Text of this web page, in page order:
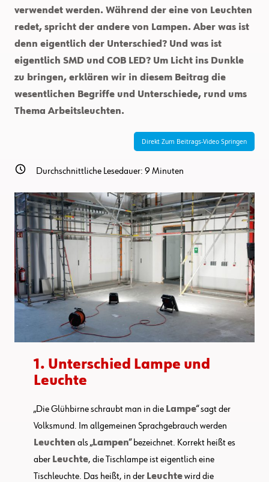
verwendet werden. Während der eine von Leuchten
redet, spricht der andere von Lampen. Aber was ist
denn eigentlich der Unterschied? Und was ist
eigentlich SMD und COB LED? Um Licht ins Dunkle
zu bringen, erklären wir in diesem Beitrag die
wesentlichen Begriffe und Unterschiede, rund ums
Thema Arbeitsleuchten.
Direkt Zum Beitrags-Video Springen
Durchschnittliche Lesedauer: 9Minuten
1. Unterschied Lampe und
Leuchte
„Die Glühbirne schraubt man in die Lampe“ sagt der
Volksmund. Im allgemeinen Sprachgebrauch werden
Leuchten als „Lampen“ bezeichnet. Korrekt heißt es
aber Leuchte, die Tischlampe ist eigentlich eine
Tischleuchte. Das heißt, in der Leuchtewird die